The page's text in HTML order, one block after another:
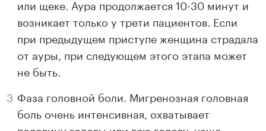
или щеке. Аура продолжается 10-30 минут и
возникает только у трети пациентов. Если
при предыдущем приступе женщина страдала
от ауры, при следующем этого этапа может
не быть.
Фаза головной боли. Мигренозная головная
боль очень интенсивная, охватывает